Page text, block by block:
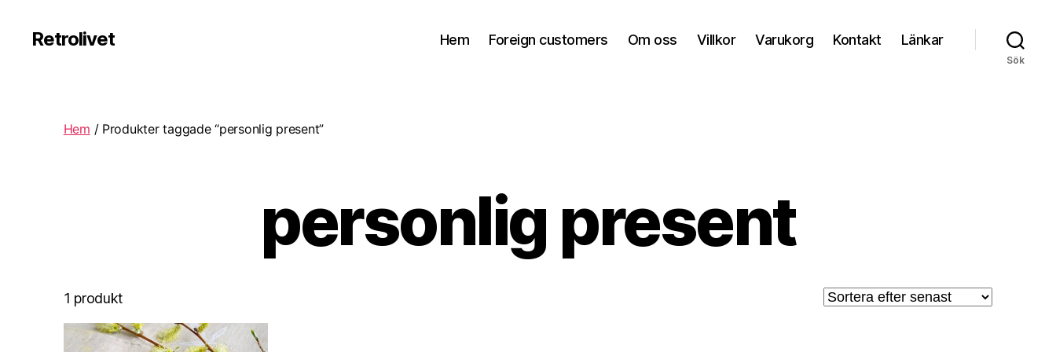
Retrolivet Hem Foreign customers Om oss Villkor Varukorg Kontakt Länkar
Sök
Hem / Produkter taggade “personlig present”
personlig present
1 produkt